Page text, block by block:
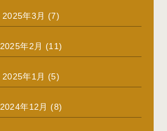
2025年3月 (7)
2025年2月 (11)
2025年1月 (5)
2024年12月 (8)